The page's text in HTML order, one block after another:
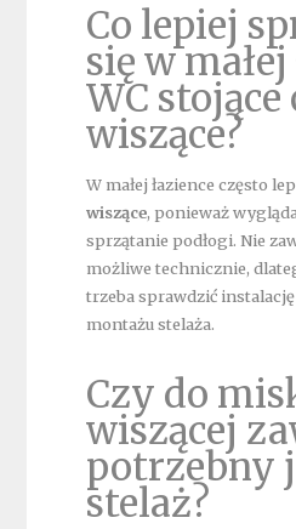
Co lepiej
się w małej
WC stojące
wiszące?
W małej łazience często
wiszące, ponieważ
sprzątanie podłogi. Nie
możliwe technicznie,
trzeba sprawdzić
montażu stelaża.
Czy do
wiszącej
potrzebny
stelaż?